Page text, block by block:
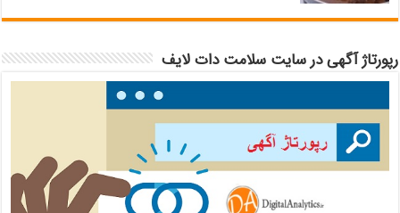
رپورتاژ آگهی در سایت سلامت دات لایف